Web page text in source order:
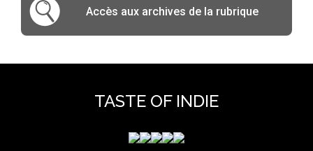
Accès aux archives de la rubrique
TASTE OF INDIE